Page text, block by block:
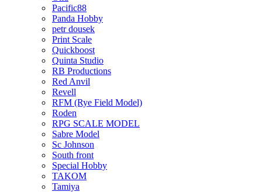
Pacific88
Panda Hobby
petr dousek
Print Scale
Quickboost
Quinta Studio
RB Productions
Red Anvil
Revell
RFM (Rye Field Model)
Roden
RPG SCALE MODEL
Sabre Model
Sc Johnson
South front
Special Hobby
TAKOM
Tamiya